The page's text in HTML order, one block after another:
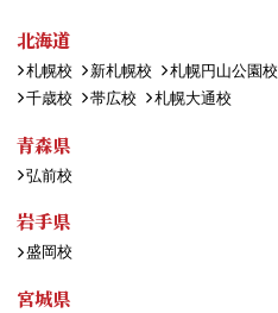
北海道
札幌校 新札幌校 札幌円山公園校
千歳校
帯広校 札幌大通校
青森県
弘前校
岩手県
盛岡校
宮城県